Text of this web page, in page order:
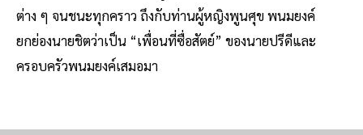
ต่าง ๆ จนชนะทุกคราว ถึงกับท่านผู้หญิงพูนศุข พนมยงค์
ยกย่องนายชิตว่าเป็น “เพื่อนที่ซื่อสัตย์” ของนายปรีดีและ
ครอบครัวพนมยงค์เสมอมา